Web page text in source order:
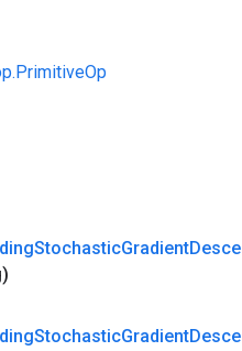
StochasticGradient
StochasticGradient